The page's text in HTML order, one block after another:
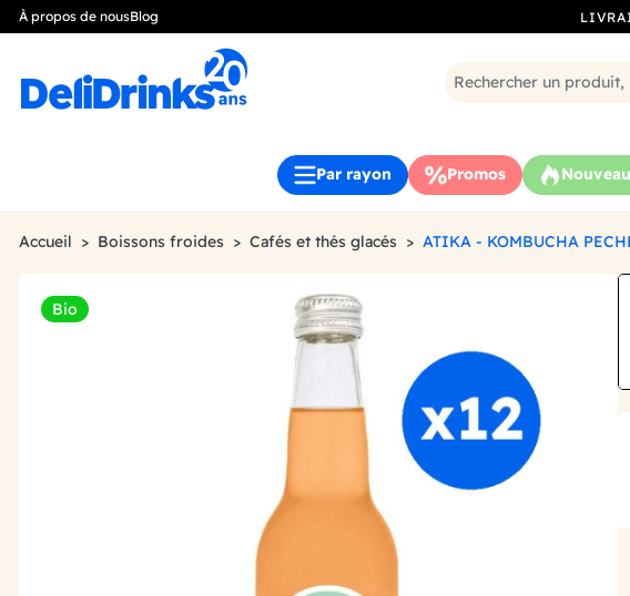
À propos de nousBlog
Par rayon Promos
Accueil Boissons froides Cafés et thés glacés ATIKA - KOMBUCHA
Bio